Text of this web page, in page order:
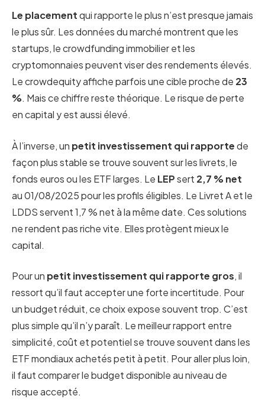
Le placementqui rapporte le plus n’est presque jamais
le plus sûr. Les données du marché montrent que les
startups, le crowdfunding immobilier et les
cryptomonnaies peuvent viser des rendements élevés.
Le crowdequity affiche parfois une cible proche de 23
%. Mais ce chiffre reste théorique. Le risque de perte
en capital y est aussi élevé.
À l’inverse, un petit investissement qui rapportede
façon plus stable se trouve souvent sur les livrets, le
fonds euros ou les ETF larges. Le LEPsert 2,7 % net
au 01/08/2025 pour les profils éligibles. Le Livret A et le
LDDS servent 1,7 % net à la même date. Ces solutions
ne rendent pas riche vite. Elles protègent mieux le
capital.
Pour un petit investissement qui rapporte gros, il
ressort qu’il faut accepter une forte incertitude. Pour
un budget réduit, ce choix expose souvent trop. C’est
plus simple qu’il n’y paraît. Le meilleur rapport entre
simplicité, coût et potentiel se trouve souvent dans les
ETF mondiaux achetés petit à petit. Pour aller plus loin,
il faut comparer le budget disponible au niveau de
risque accepté.